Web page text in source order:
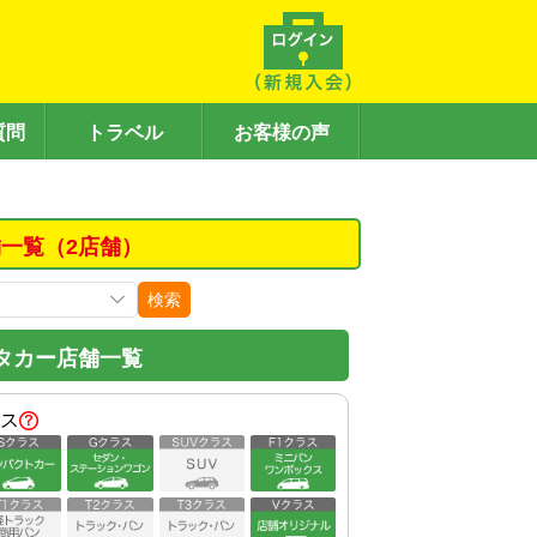
問 トラベル お客様の声
覧（2店舗）
検索
カー店舗一覧